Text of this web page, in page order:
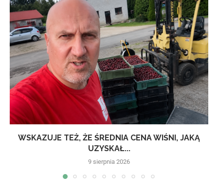
WSKAZUJE TEŻ, ŻE ŚREDNIA CENA WIŚNI, JAKĄ
UZYSKAŁ...
9 sierpnia 2026